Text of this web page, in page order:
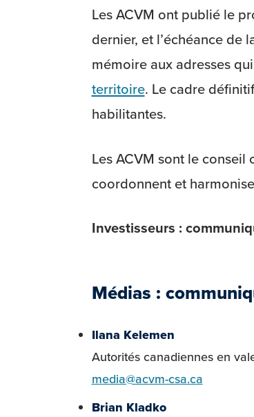
Les ACVM ont publié le
dernier, et l’échéance de
mémoire aux adresses
territoire. Le cadre
habilitantes.
Les ACVM sont le
coordonnent et
Investisseurs :
Médias :
Ilana Kelemen
Autorités canadiennes en
media@acvm-csa.ca
Brian Kladko